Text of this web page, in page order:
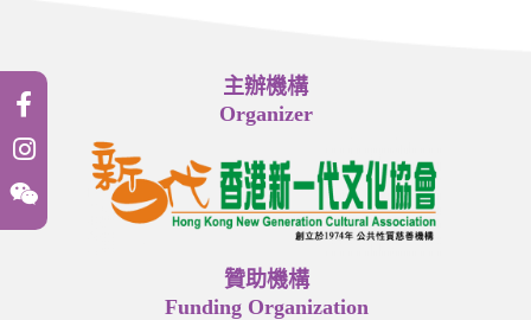
主辦機構
Organizer
贊助機構
Funding Organization